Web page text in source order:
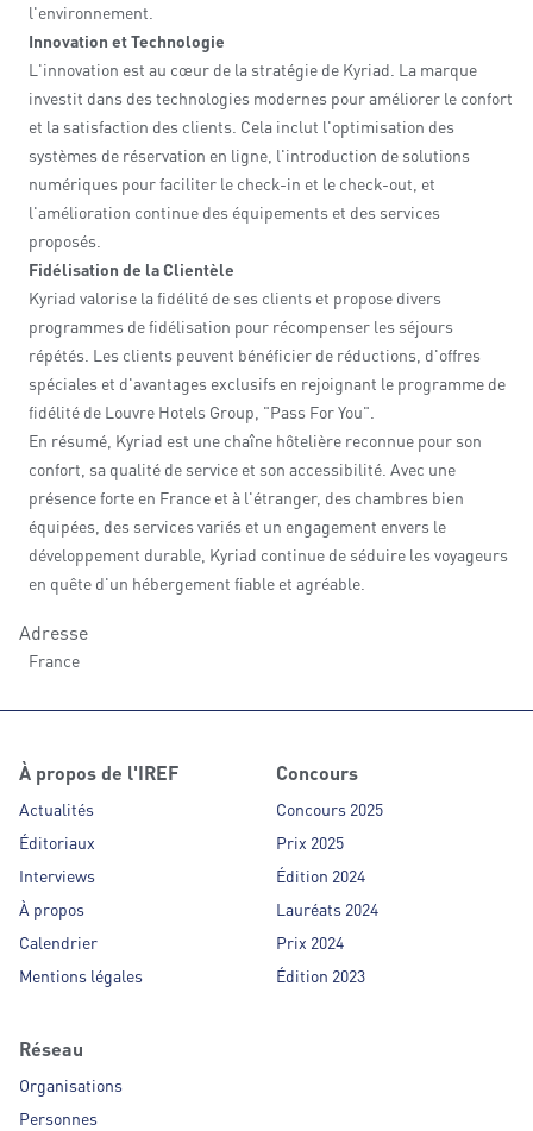
l'environnement.
Innovation et Technologie
L'innovation est au cœur de la stratégie de Kyriad. La marque
investit dans des technologies modernes pour améliorer le confort
et la satisfaction des clients. Cela inclut l'optimisation des
systèmes de réservation en ligne, l'introduction de solutions
numériques pour faciliter le check-in et le check-out, et
l'amélioration continue des équipements et des services
proposés.
Fidélisation de la Clientèle
Kyriad valorise la fidélité de ses clients et propose divers
programmes de fidélisation pour récompenser les séjours
répétés. Les clients peuvent bénéficier de réductions, d'offres
spéciales et d'avantages exclusifs en rejoignant le programme de
fidélité de Louvre Hotels Group, "Pass For You".
En résumé, Kyriad est une chaîne hôtelière reconnue pour son
confort, sa qualité de service et son accessibilité. Avec une
présence forte en France et à l'étranger, des chambres bien
équipées, des services variés et un engagement envers le
développement durable, Kyriad continue de séduire les voyageurs
en quête d'un hébergement fiable et agréable.
Adresse
France
À propos de l'IREF
Actualités
Éditoriaux
Interviews
À propos
Calendrier
Mentions légales
Concours
Concours 2025
Prix 2025
Édition 2024
Lauréats 2024
Prix 2024
Édition 2023
Réseau
Organisations
Personnes